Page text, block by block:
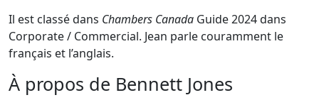
Il est classé dans Chambers Canada Guide 2024 dans
Corporate / Commercial. Jean parle couramment le
français et l’anglais.
À propos de Bennett Jones